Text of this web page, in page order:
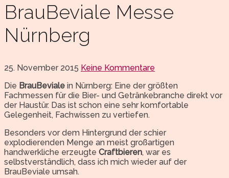
BrauBeviale Messe
Nürnberg
25. November 2015 Keine Kommentare
Die BrauBeviale in Nürnberg: Eine der größten
Fachmessen für die Bier- und Getränkebranche direkt vor
der Haustür. Das ist schon eine sehr komfortable
Gelegenheit, Fachwissen zu vertiefen.
Besonders vor dem Hintergrund der schier
explodierenden Menge an meist großartigen
handwerkliche erzeugte Craftbieren, war es
selbstverständlich, dass ich mich wieder auf der
BrauBeviale umsah.